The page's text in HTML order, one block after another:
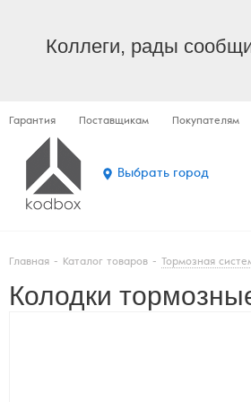
Коллеги, рады
Гарантия Поставщикам Покупателям
Выбрать город
Главная - Каталог товаров - Тормозная
Колодки